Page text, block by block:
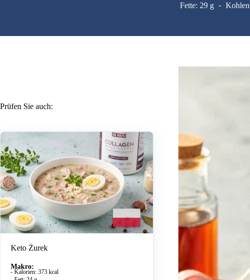
Fette: 29 g
Prüfen Sie auch:
Keto Żurek
Makro:
- Kalorien: 373 kcal